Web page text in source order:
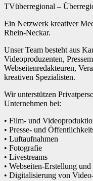
TVüberregional –
Ein Netzwerk kreativer
Rhein-Neckar.
Unser Team besteht aus
Videoproduzenten,
Webseitenredakteuren,
kreativen Spezialisten.
Wir unterstützen
Unternehmen bei:
• Film- und
• Presse- und
• Luftaufnahmen
• Fotografie
• Livestreams
• Webseiten-Erstellung
• Digitalisierung von